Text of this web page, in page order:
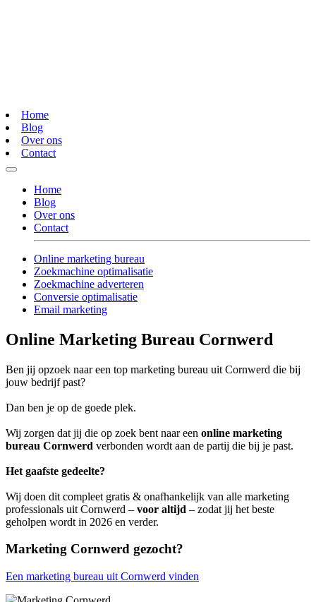
Home
Blog
Over ons
Contact
Home
Blog
Over ons
Contact
Online marketing bureau
Zoekmachine optimalisatie
Zoekmachine adverteren
Conversie optimalisatie
Email marketing
Online Marketing Bureau Cornwerd
Ben jij opzoek naar een top marketing bureau uit Cornwerd die bij
jouw bedrijf past?
Dan ben je op de goede plek.
Wij zorgen dat jij die op zoek bent naar een online marketing
bureau Cornwerd verbonden wordt aan de partij die bij je past.
Het gaafste gedeelte?
Wij doen dit compleet gratis & onafhankelijk van alle marketing
professionals uit Cornwerd – voor altijd – zodat jij het beste
geholpen wordt in 2026 en verder.
Marketing Cornwerd gezocht?
Een marketing bureau uit Cornwerd vinden